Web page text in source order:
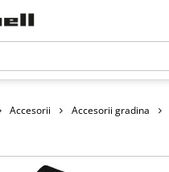
Accesorii Accesorii gradina